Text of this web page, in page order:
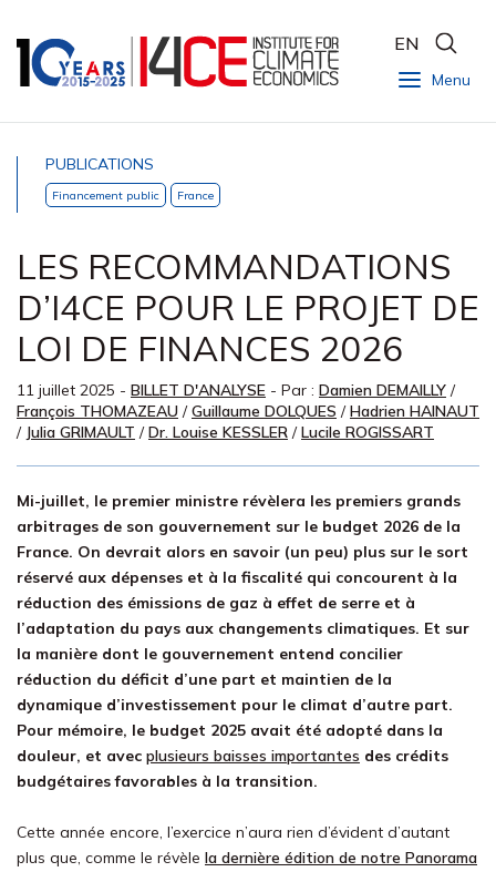
Menu
EN
PUBLICATIONS
Financement public France
LES RECOMMANDATIONS
D’I4CE POUR LE PROJET DE
LOI DE FINANCES 2026
11 juillet 2025 - BILLET D'ANALYSE - Par : Damien DEMAILLY /
François THOMAZEAU /Guillaume DOLQUES /Hadrien HAINAUT
/ Julia GRIMAULT /Dr. Louise KESSLER /Lucile ROGISSART
Mi-juillet, le premier ministre révèlera les premiers grands
arbitrages de son gouvernement sur le budget 2026 de la
France. On devrait alors en savoir (un peu) plus sur le sort
réservé aux dépenses et à la fiscalité qui concourent à la
réduction des émissions de gaz à effet de serre et à
l’adaptation du pays aux changements climatiques. Et sur
la manière dont le gouvernement entend concilier
réduction du déficit d’une part et maintien de la
dynamique d’investissement pour le climat d’autre part.
Pour mémoire, le budget 2025 avait été adopté dans la
douleur, et avec plusieurs baisses importantes des crédits
budgétaires favorables à la transition.
Cette année encore, l’exercice n’aura rien d’évident d’autant
plus que, comme le révèle la dernière édition de notre Panorama